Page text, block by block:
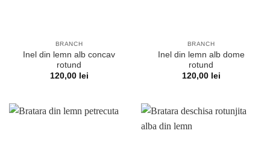
BRANCH
Inel din lemn alb concav
rotund
120,00 lei
BRANCH
Inel din lemn alb dome
rotund
120,00 lei